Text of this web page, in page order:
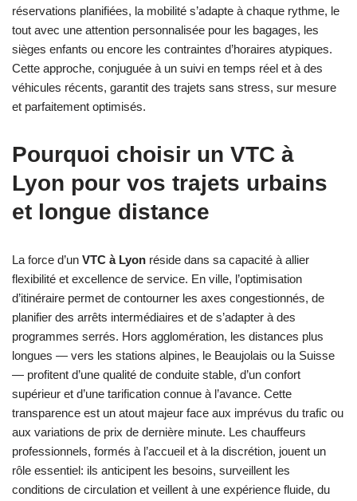
réservations planifiées, la mobilité s’adapte à chaque rythme, le
tout avec une attention personnalisée pour les bagages, les
sièges enfants ou encore les contraintes d’horaires atypiques.
Cette approche, conjuguée à un suivi en temps réel et à des
véhicules récents, garantit des trajets sans stress, sur mesure
et parfaitement optimisés.
Pourquoi choisir un VTC à
Lyon pour vos trajets urbains
et longue distance
La force d’un VTC à Lyon réside dans sa capacité à allier
flexibilité et excellence de service. En ville, l’optimisation
d’itinéraire permet de contourner les axes congestionnés, de
planifier des arrêts intermédiaires et de s’adapter à des
programmes serrés. Hors agglomération, les distances plus
longues — vers les stations alpines, le Beaujolais ou la Suisse
— profitent d’une qualité de conduite stable, d’un confort
supérieur et d’une tarification connue à l’avance. Cette
transparence est un atout majeur face aux imprévus du trafic ou
aux variations de prix de dernière minute. Les chauffeurs
professionnels, formés à l’accueil et à la discrétion, jouent un
rôle essentiel: ils anticipent les besoins, surveillent les
conditions de circulation et veillent à une expérience fluide, du